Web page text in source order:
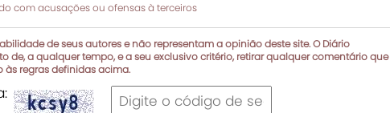
com acusações ou ofensas à terceiros
de seus autores e não representam a opinião deste site. O Diário
de, a qualquer tempo, e a seu exclusivo critério, retirar qualquer comentário que
às regras definidas acima.